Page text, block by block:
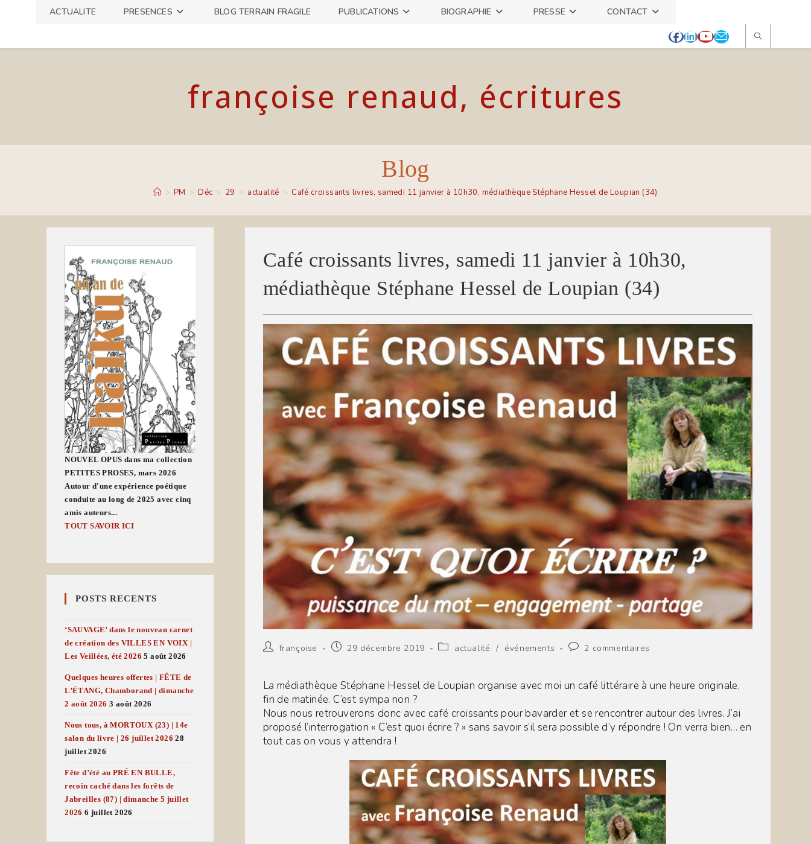
ACTUALITE PRESENCES BLOG TERRAIN FRAGILE PUBLICATIONS BIOGRAPHIE PRESSE CONTACT
françoise renaud, écritures
Blog
> PM > Déc > 29 > actualité > Café croissants livres, samedi 11 janvier à 10h30, médiathèque Stéphane Hessel de Loupian (34)
Café croissants livres, samedi 11 janvier à 10h30,
médiathèque Stéphane Hessel de Loupian (34)
Auteur/autrice
publication :
françoise
Publication
29 décembre 2019
Postactualité / événements
Commentaires
publication :
2 commentaires
La médiathèque Stéphane Hessel de Loupian organise avec moi un café littéraire à une heure originale,
fin de matinée. C’est sympa non ?
Nous nous retrouverons donc avec café croissants pour bavarder et se rencontrer autour des livres. J’ai
proposé l’interrogation « C’est quoi écrire ? » sans savoir s’il sera possible d’y répondre ! On verra bien… en
tout cas on vous y attendra !
NOUVEL OPUS dans ma collection
PETITES PROSES, mars 2026
Autour d'une expérience poétique
conduite au long de 2025 avec cinq
amis auteurs...
TOUT SAVOIR ICI
POSTS RECENTS
‘SAUVAGE’ dans le nouveau carnet
de création des VILLES EN VOIX |
Les Veillées, été 2026 5 août 2026
Quelques heures offertes | FÊTE de
L’ÉTANG, Chamborand | dimanche
2 août 2026 3 août 2026
Nous tous, à MORTOUX (23) | 14e
salon du livre | 26 juillet 2026 28
juillet 2026
Fête d’été au PRÉ EN BULLE,
recoin caché dans les forêts de
Jabreilles (87) | dimanche 5 juillet
2026 6 juillet 2026